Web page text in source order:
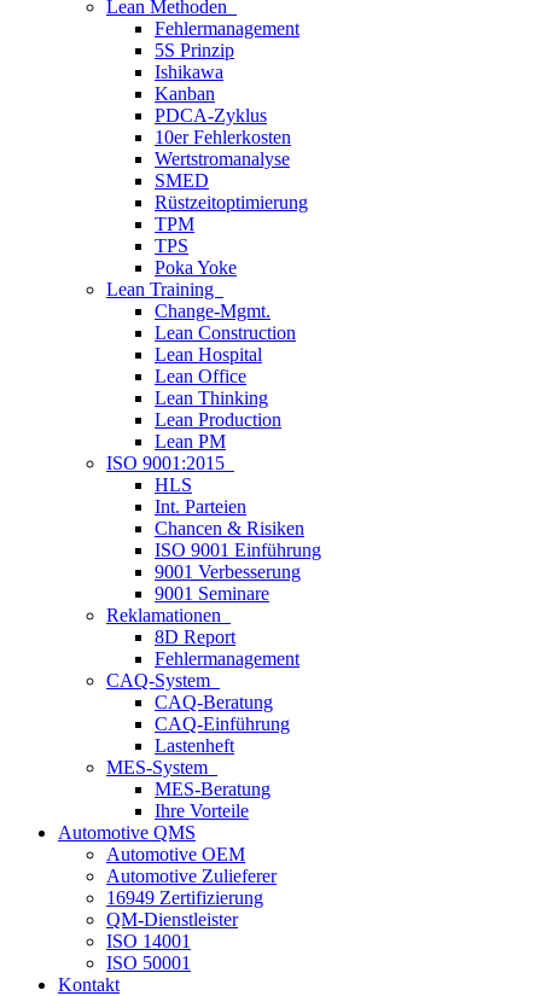
Lean Methoden
Fehlermanagement
5S Prinzip
Ishikawa
Kanban
PDCA-Zyklus
10er Fehlerkosten
Wertstromanalyse
SMED
Rüstzeitoptimierung
TPM
TPS
Poka Yoke
Lean Training
Change-Mgmt.
Lean Construction
Lean Hospital
Lean Office
Lean Thinking
Lean Production
Lean PM
ISO 9001:2015
HLS
Int. Parteien
Chancen & Risiken
ISO 9001 Einführung
9001 Verbesserung
9001 Seminare
Reklamationen
8D Report
Fehlermanagement
CAQ-System
CAQ-Beratung
CAQ-Einführung
Lastenheft
MES-System
MES-Beratung
Ihre Vorteile
Automotive QMS
Automotive OEM
Automotive Zulieferer
16949 Zertifizierung
QM-Dienstleister
ISO 14001
ISO 50001
Kontakt